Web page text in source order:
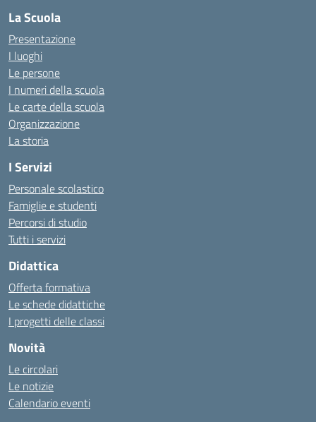
La Scuola
Presentazione
I luoghi
Le persone
I numeri della scuola
Le carte della scuola
Organizzazione
La storia
I Servizi
Personale scolastico
Famiglie e studenti
Percorsi di studio
Tutti i servizi
Didattica
Offerta formativa
Le schede didattiche
I progetti delle classi
Novità
Le circolari
Le notizie
Calendario eventi